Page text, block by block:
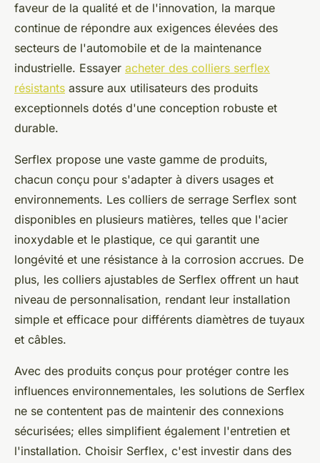
faveur de la qualité et de l'innovation, la marque
continue de répondre aux exigences élevées des
secteurs de l'automobile et de la maintenance
industrielle. Essayer acheter des colliers serflex
résistants assure aux utilisateurs des produits
exceptionnels dotés d'une conception robuste et
durable.
Serflex propose une vaste gamme de produits,
chacun conçu pour s'adapter à divers usages et
environnements. Les colliers de serrage Serflex sont
disponibles en plusieurs matières, telles que l'acier
inoxydable et le plastique, ce qui garantit une
longévité et une résistance à la corrosion accrues. De
plus, les colliers ajustables de Serflex offrent un haut
niveau de personnalisation, rendant leur installation
simple et efficace pour différents diamètres de tuyaux
et câbles.
Avec des produits conçus pour protéger contre les
influences environnementales, les solutions de Serflex
ne se contentent pas de maintenir des connexions
sécurisées; elles simplifient également l'entretien et
l'installation. Choisir Serflex, c'est investir dans des